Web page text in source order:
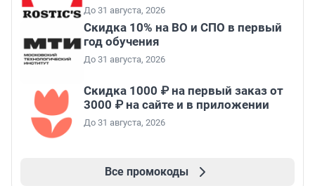
До 31 августа, 2026
Скидка 10% на ВО и СПО в первый
год обучения
До 31 августа, 2026
Скидка 1000 ₽ на первый заказ от
3000 ₽ на сайте и в приложении
До 31 августа, 2026
Все промокоды